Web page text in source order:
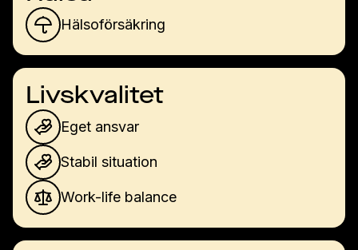
Hälsoförsäkring
Livskvalitet
Eget ansvar
Stabil situation
Work-life balance